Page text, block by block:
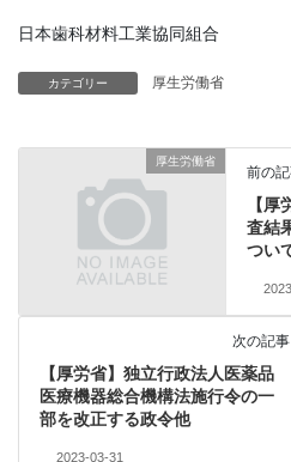
日本歯科材料工業協同組合
カテゴリー 厚生労働省
厚生労働省
前の
【
査結
つい
次の記事
【厚労省】独立行政法人医薬品
医療機器総合機構法施行令の一
部を改正する政令他
2023-03-31